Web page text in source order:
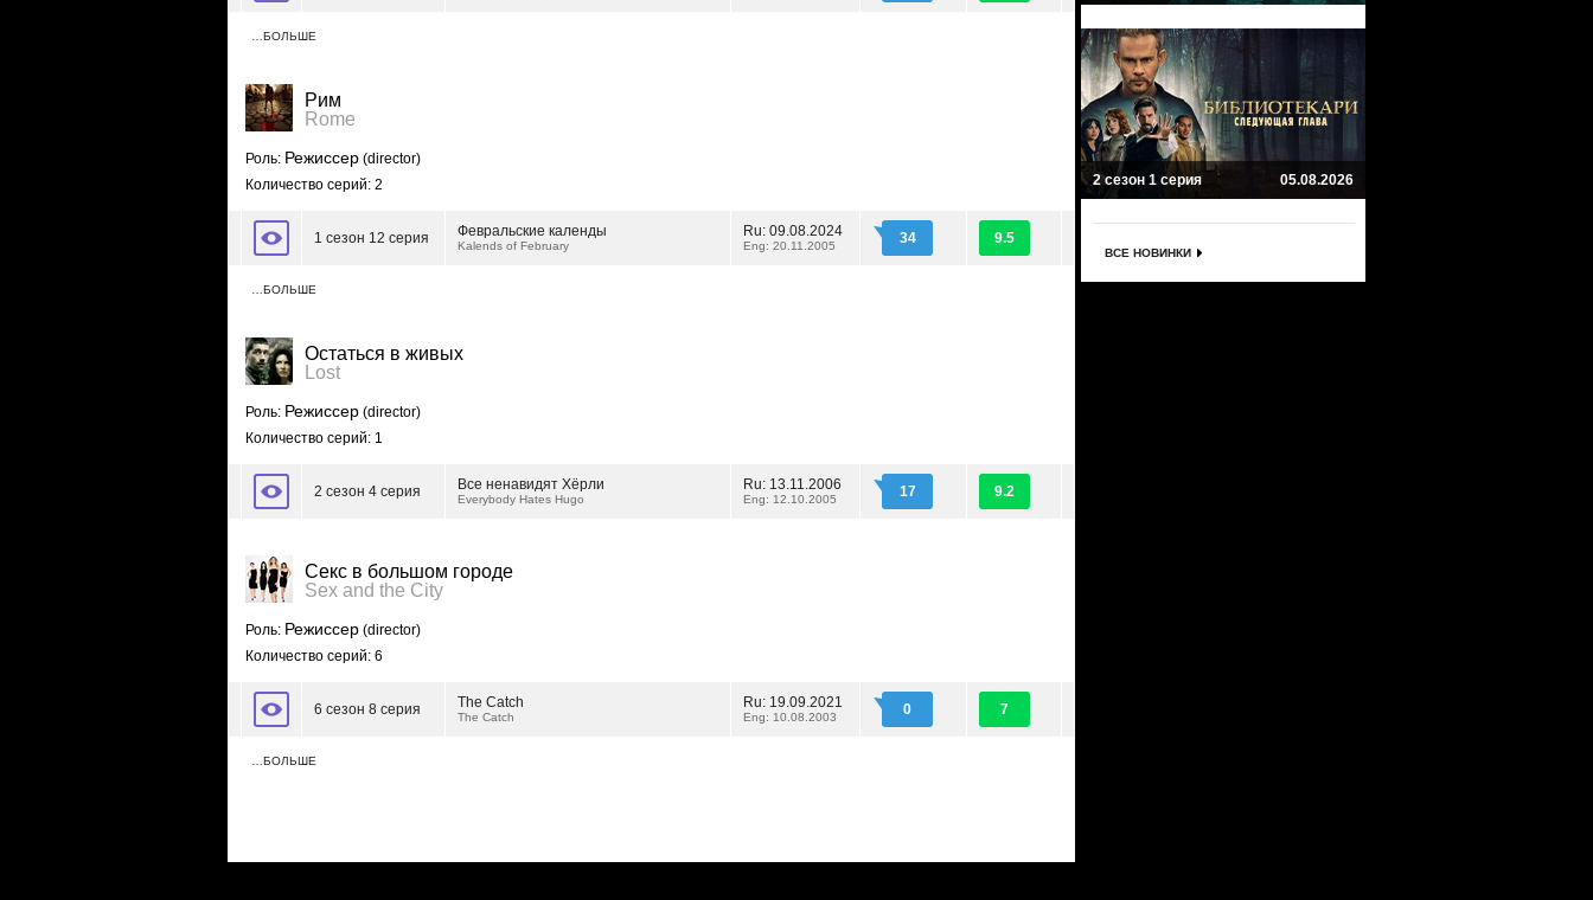
…БОЛЬШЕ
Рим
Rome
Роль: Режиссер (director)
Количество серий: 2
1 сезон 12 серия Февральские календы
Kalends of February
Ru: 09.08.2024
Eng: 20.11.2005 34 9.5
…БОЛЬШЕ
Остаться в живых
Lost
Роль: Режиссер (director)
Количество серий: 1
2 сезон 4 серия Все ненавидят Хёрли
Everybody Hates Hugo
Ru: 13.11.2006
Eng: 12.10.2005 17 9.2
Секс в большом городе
Sex and the City
Роль: Режиссер (director)
Количество серий: 6
6 сезон 8 серия The Catch
The Catch
Ru: 19.09.2021
Eng: 10.08.2003 0 7
…БОЛЬШЕ
2 сезон 1 серия 05.08.2026
ВСЕ НОВИНКИ